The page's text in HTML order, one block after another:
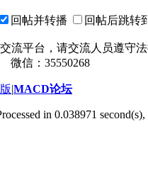
回帖并转播 回帖后跳转
流平台，请交流人员遵守法
微信：35550268
|MACD论坛
in 0.038971